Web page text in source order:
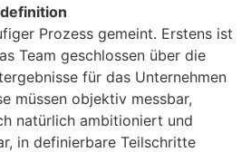
Prozess gemeint. Erstens ist
Team geschlossen über die
für das Unternehmen
müssen objektiv messbar,
natürlich ambitioniert und
in definierbare Teilschritte